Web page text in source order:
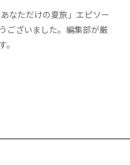
なただけの夏旅」エピソー
ございました。編集部が厳